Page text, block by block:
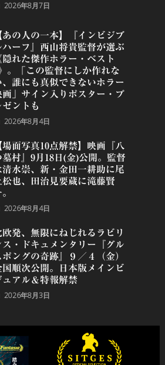
2026年8月7日
あの人の一本】『インビジブ
ハーフ』⻄⼭将貴監督が選ぶ
隠れた傑作ホラー・ベスト
。「この監督にしか作れな
、誰にも真似できないホラー
画」サイン入りポスター・プ
ゼントも
2026年8月4日
場面写真10点解禁】映画『八
墓村』9月18日(金)公開。監督
清水崇、新・金田一耕助に尾
松也、田治見要蔵に滝藤賢
2026年8月4日
欧発、無限にねじれるラビリ
ス・ドキュメンタリー『グル
ポングの奇跡』９／４（金）
国順次公開。日本版メインビ
ュアル＆特報解禁
2026年8月3日